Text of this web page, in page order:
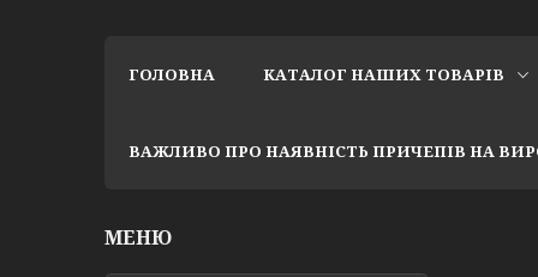
ГОЛОВНА КАТАЛОГ НАШИХ ТОВАРІВ
ВАЖЛИВО ПРО НАЯВНІСТЬ ПРИЧЕПІВ НА